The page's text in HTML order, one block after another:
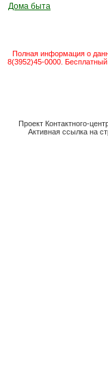
Дома быта
Полная информация о
8(3952)45-0000.
Проект Контактного-
Активная ссылка на